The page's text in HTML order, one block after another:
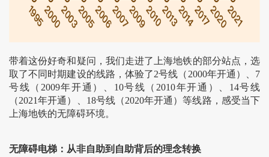
带着这份好奇和疑问，我们走进了上海地铁的部分站点，选
取了不同时期建设的线路，体验了2号线（2000年开通）、7
号线（2009年开通）、10号线（2010年开通）、14号线
（2021年开通）、18号线（2020年开通）等线路，感受当下
上海地铁的无障碍环境。
无障碍电梯：从非自助到自助背后的理念转换